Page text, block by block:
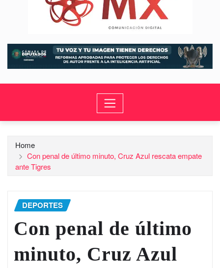
Home
Con penal de último minuto, Cruz Azul rescata empate
ante Tigres
DEPORTES
Con penal de último
minuto, Cruz Azul